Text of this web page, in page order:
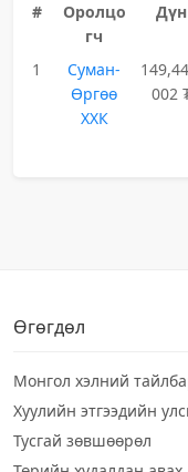
#
Оролцо
гч
Дүн
1
Суман-
Өргөө
ХХК
002
Өгөгдөл
Монгол хэлний
Хуулийн этгээдийн
Тусгай зөвшөөрөл